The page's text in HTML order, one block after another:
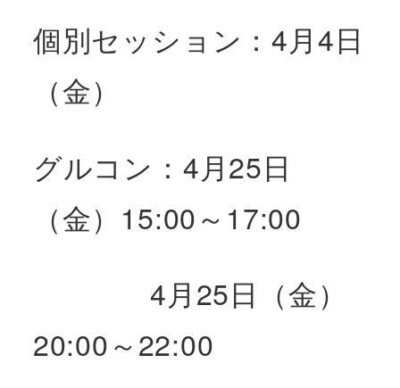
個別セッション：4月4日
（金）
グルコン：4月25日
（金）15:00～17:00
4月25日（金）
20:00～22:00